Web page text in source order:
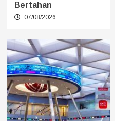
Bertahan
07/08/2026